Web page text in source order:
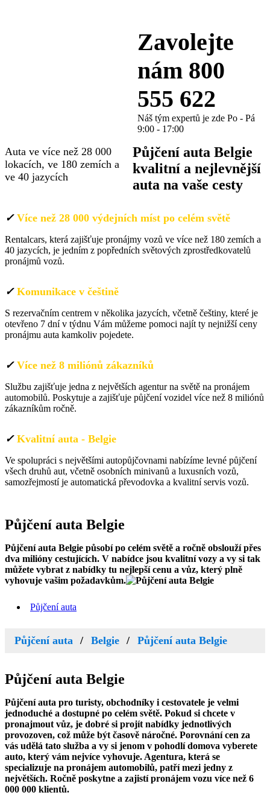
PŮJČOVNA
Auta ve více než 28 000
lokacích, ve 180 zemích a
ve 40 jazycích
Zavolejte
nám 800
555 622
Náš tým expertů je zde Po - Pá
9:00 - 17:00
Půjčení auta Belgie
kvalitnía nejlevnější
auta na vaše cesty
✓ Více než 28 000 výdejních míst po celém světě
Rentalcars, která zajišťuje pronájmy vozů ve více než 180 zemích a
40 jazycích, je jedním z popředních světových zprostředkovatelů
pronájmů vozů.
✓ Komunikace v češtině
S rezervačním centrem v několika jazycích, včetně češtiny, které je
otevřeno 7 dní v týdnu Vám můžeme pomoci najít ty nejnižší ceny
pronájmu auta kamkoliv pojedete.
✓ Více než 8 miliónů zákazníků
Službu zajišťuje jedna z největších agentur na světě na pronájem
automobilů. Poskytuje a zajišťuje půjčení vozidel více než 8 miliónů
zákazníkům ročně.
✓ Kvalitní auta - Belgie
Ve spolupráci s největšími autopůjčovnami nabízíme levné půjčení
všech druhů aut, včetně osobních minivanů a luxusních vozů,
samozřejmostí je automatická převodovka a kvalitní servis vozů.
Půjčení auta Belgie
Půjčení auta Belgie působí po celém světě a ročně obslouží přes
dva milióny cestujících. V nabídce jsou kvalitní vozy a vy si tak
můžete vybrat z nabídky tu nejlepší cenu a vůz, který plně
vyhovuje vašim požadavkům.
Půjčení auta
Půjčení auta Belgie Půjčení auta Belgie
Půjčení auta Belgie
Půjčení auta pro turisty, obchodníky i cestovatele je velmi
jednoduché a dostupné po celém světě. Pokud si chcete v
pronajmout vůz, je dobré si projít nabídky jednotlivých
provozoven, což může být časově náročné. Porovnání cen za
vás udělá tato služba a vy si jenom v pohodlí domova vyberete
auto, který vám nejvíce vyhovuje. Agentura, která se
specializuje na pronájem automobilů, patří mezi jedny z
největších. Ročně poskytne a zajistí pronájem vozu více než 6
000 000 klientů.